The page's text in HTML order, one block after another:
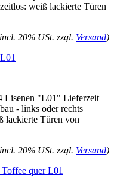
weiß lackierte Türen
20% USt. zzgl. Versand)
Lisenen "L01" Lieferzeit
- links oder rechts
lackierte Türen von
20% USt. zzgl. Versand)
quer L01